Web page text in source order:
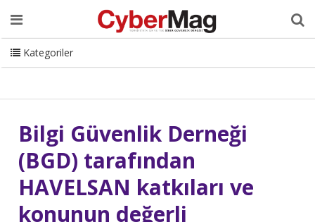
Ana Sayfa Hakkımızda Dergi Editörden
Danışmanlık
ISC Turkey Sizden Gelenler
İletişim
CyberMag Logo
Kategoriler
Bilgi Güvenlik Derneği
(BGD) tarafından
HAVELSAN katkıları ve
konunun değerli